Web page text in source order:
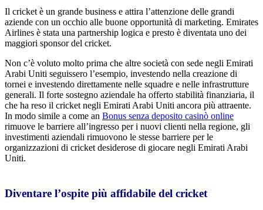
Il cricket è un grande business e attira l’attenzione delle grandi
aziende con un occhio alle buone opportunità di marketing. Emirates
Airlines è stata una partnership logica e presto è diventata uno dei
maggiori sponsor del cricket.
Non c’è voluto molto prima che altre società con sede negli Emirati
Arabi Uniti seguissero l’esempio, investendo nella creazione di
tornei e investendo direttamente nelle squadre e nelle infrastrutture
generali. Il forte sostegno aziendale ha offerto stabilità finanziaria, il
che ha reso il cricket negli Emirati Arabi Uniti ancora più attraente.
In modo simile a come an Bonus senza deposito casinò online
rimuove le barriere all’ingresso per i nuovi clienti nella regione, gli
investimenti aziendali rimuovono le stesse barriere per le
organizzazioni di cricket desiderose di giocare negli Emirati Arabi
Uniti.
Diventare l’ospite più affidabile del cricket